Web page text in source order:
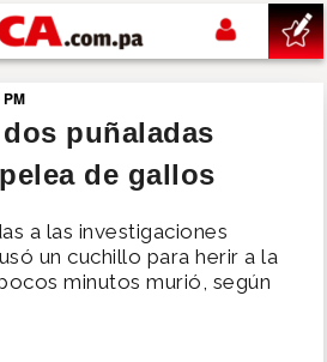
puñaladas
de gallos
a las investigaciones
un cuchillo para herir a la
minutos murió, según